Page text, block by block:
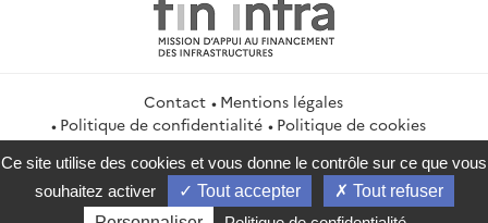
Contact
Mentions légales
Politique de confidentialité
Politique de cookies
Gestion des cookies
Flux RSS
service-public.gouv.fr
legifrance.gouv.fr
info.gouv.fr
data.gouv.fr
Ce site utilise des cookies et vous donne le contrôle sur ce que vous
souhaitez activer
Tout accepter
Tout refuser